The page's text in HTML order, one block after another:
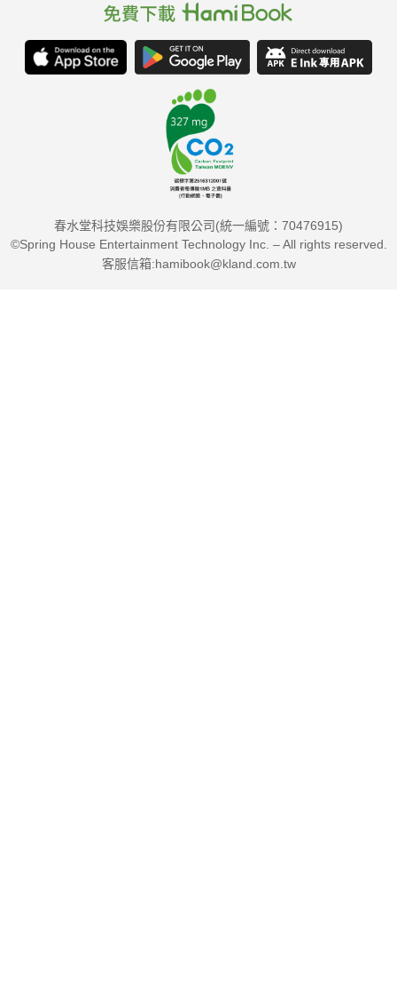
春水堂科技娛樂股份有限公司(統一編號：70476915)
©Spring House Entertainment Technology Inc. – All rights reserved.
客服信箱:hamibook@kland.com.tw